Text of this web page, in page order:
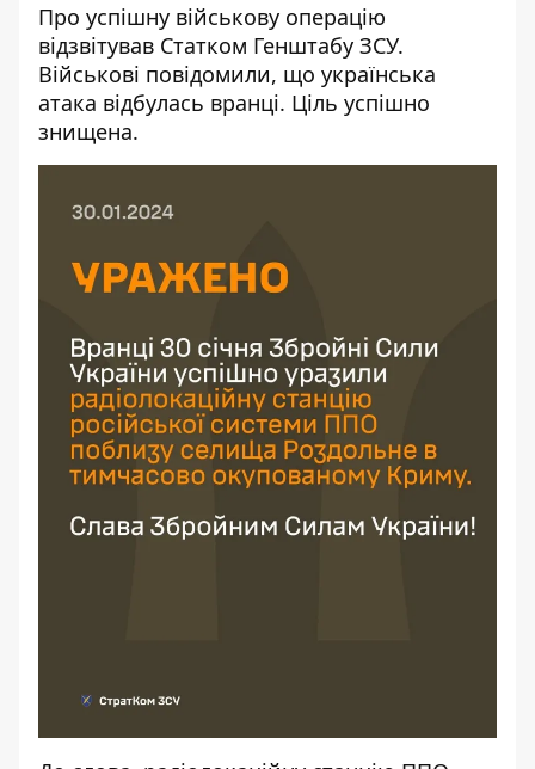
Про успішну військову операцію
відзвітував Статком Генштабу ЗСУ.
Військові повідомили, що українська
атака відбулась вранці. Ціль успішно
знищена.